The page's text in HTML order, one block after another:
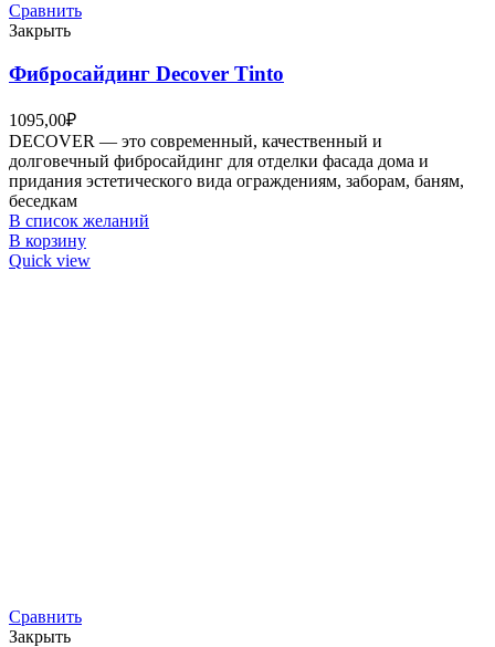
Сравнить
Закрыть
Фибросайдинг Decover Tinto
1095,00₽
DECOVER — это современный, качественный и
долговечный фибросайдинг для отделки фасада дома и
придания эстетического вида ограждениям, заборам, баням,
беседкам
В список желаний
В корзину
Quick view
Сравнить
Закрыть